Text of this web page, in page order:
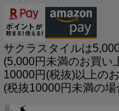
サクラスタイルは
(5,000円未満のお買い
10000円(税抜)以上の
(税抜10000円未満の